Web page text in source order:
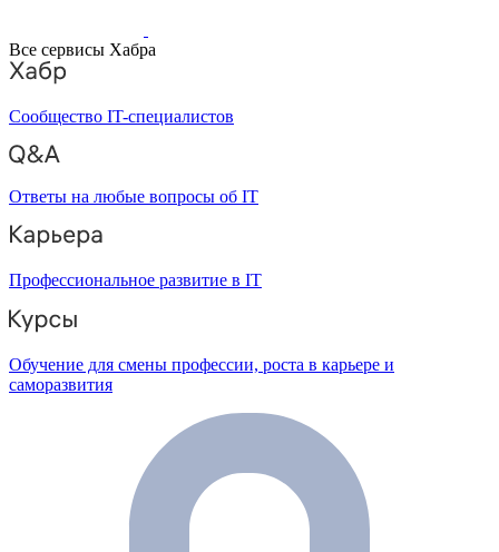
Все сервисы Хабра
Сообщество IT-специалистов
Ответы на любые вопросы об IT
Профессиональное развитие в IT
Обучение для смены профессии, роста в карьере и
саморазвития